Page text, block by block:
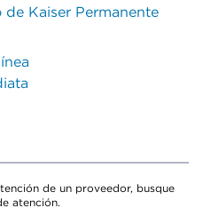
Kaiser Permanente
de un proveedor, busque
atención.